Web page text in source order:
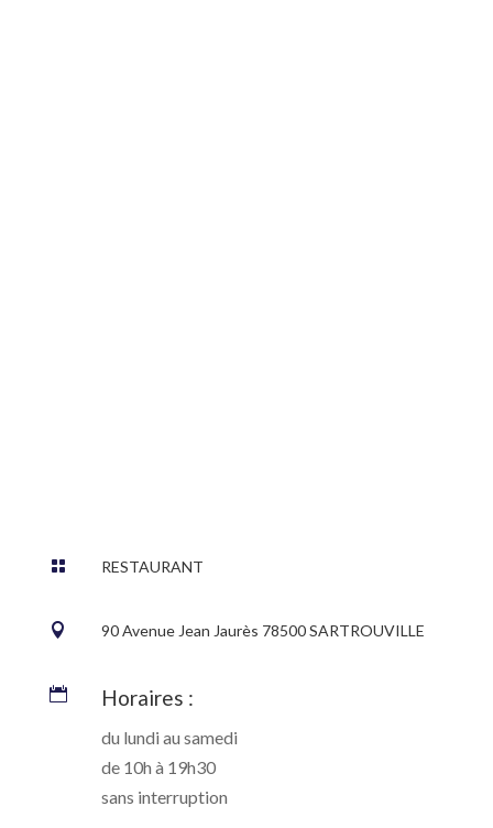
 RESTAURANT
 90 Avenue Jean Jaurès 78500 SARTROUVILLE
 Horaires :
du lundi au samedi
de 10h à 19h30
sans interruption